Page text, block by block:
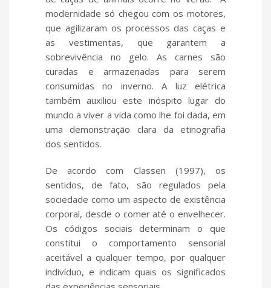
modernidade só chegou com os motores,
que agilizaram os processos das caças e
as vestimentas, que garantem a
sobrevivência no gelo. As carnes são
curadas e armazenadas para serem
consumidas no inverno. A luz elétrica
também auxiliou este inóspito lugar do
mundo a viver a vida como lhe foi dada, em
uma demonstração clara da etinografia
dos sentidos.
De acordo com Classen (1997), os
sentidos, de fato, são regulados pela
sociedade como um aspecto de existência
corporal, desde o comer até o envelhecer.
Os códigos sociais determinam o que
constitui o comportamento sensorial
aceitável a qualquer tempo, por qualquer
indivíduo, e indicam quais os significados